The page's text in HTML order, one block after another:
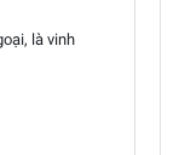
là vinh